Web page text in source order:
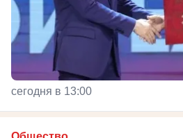
сегодня в 13:00